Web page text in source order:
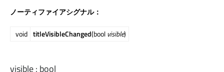
ノーティファイアシグナル：
void titleVisibleChanged(bool visible)
visible: bool